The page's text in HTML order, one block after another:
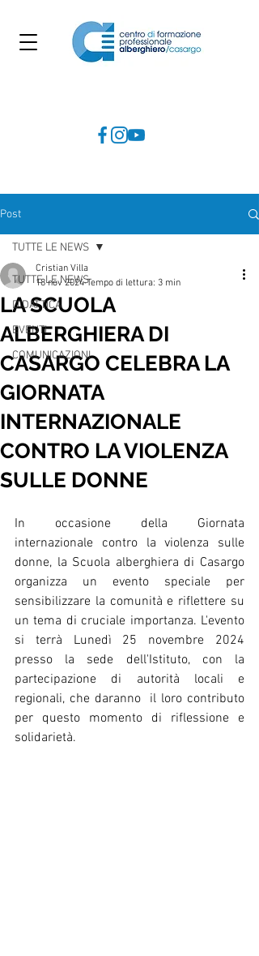
Post
TUTTE LE NEWS
DIDATTICA
EVENTI
COMUNICAZIONI
TUTTE LE NEWS
LA SCUOLA
ALBERGHIERA DI
CASARGO CELEBRA LA
GIORNATA
INTERNAZIONALE
CONTRO LA VIOLENZA
SULLE DONNE
Cristian Villa
18 nov 2024 Tempo di lettura: 3 min
In occasione della Giornata
internazionale contro la violenza sulle
donne, la Scuola alberghiera di Casargo
organizza un evento speciale per
sensibilizzare la comunità e riflettere su
un tema di cruciale importanza. L'evento
si terrà Lunedì 25 novembre 2024
presso la sede dell'Istituto, con la
partecipazione di autorità locali e
regionali, che daranno  il loro contributo
per questo momento di riflessione e
solidarietà.